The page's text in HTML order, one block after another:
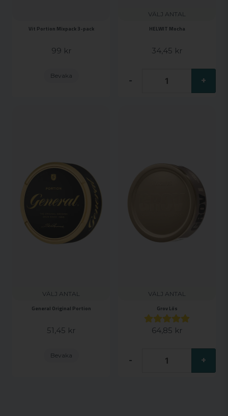
Vit Portion Mixpack 3-pack
99 kr
Bevaka
VÄLJ ANTAL
HELWIT Mocha
34,45 kr
- +
VÄLJ ANTAL
General Original Portion
51,45 kr
Bevaka
VÄLJ ANTAL
Grov Lös
64,85 kr
- +